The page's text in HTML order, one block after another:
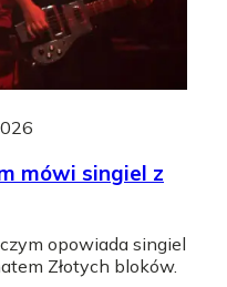
mówi singiel z
opowiada singiel
Złotych bloków.